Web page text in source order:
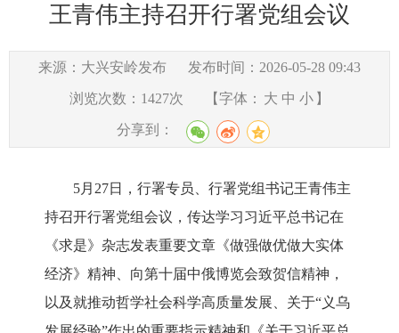
王青伟主持召开行署党组会议
来源：大兴安岭发布 发布时间：2026-05-28 09:43
浏览次数： 1427次 【字体： 大 中 小 】
分享到：
5月27日，行署专员、行署党组书记王青伟主
持召开行署党组会议，传达学习习近平总书记在
《求是》杂志发表重要文章《做强做优做大实体
经济》精神、向第十届中俄博览会致贺信精神，
以及就推动哲学社会科学高质量发展、关于“义乌